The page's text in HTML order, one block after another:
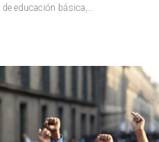
educación básica,…